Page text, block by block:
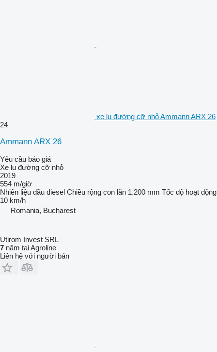
xe lu đường cỡ nhỏ Ammann ARX 26
24
Ammann ARX 26
Yêu cầu báo giá
Xe lu đường cỡ nhỏ
2019
554 m/giờ
Nhiên liệu dầu diesel Chiều rộng con lăn 1.200 mm Tốc độ hoạt động
10 km/h
Romania, Bucharest
Utirom Invest SRL
7 năm tại Agroline
Liên hệ với người bán